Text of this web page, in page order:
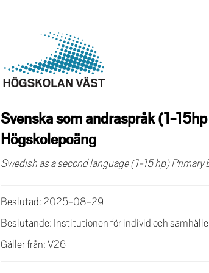
Svenska som andraspråk (1-
Högskolepoäng
Swedish as a second language (1-15 hp)
Beslutad: 2025-08-29
Beslutande: Institutionen för individ och samhälle
Gäller från: V26